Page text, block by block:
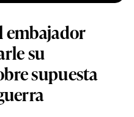
embajador
su
supuesta